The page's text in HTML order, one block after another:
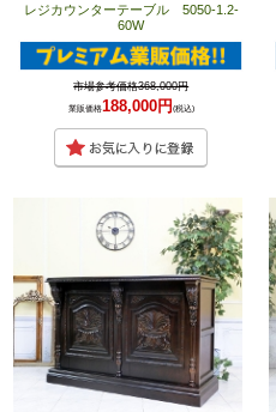
レジカウンターテーブル 5050-1.2-
60W
市場参考価格368,000円
業販価格188,000円 (税込)